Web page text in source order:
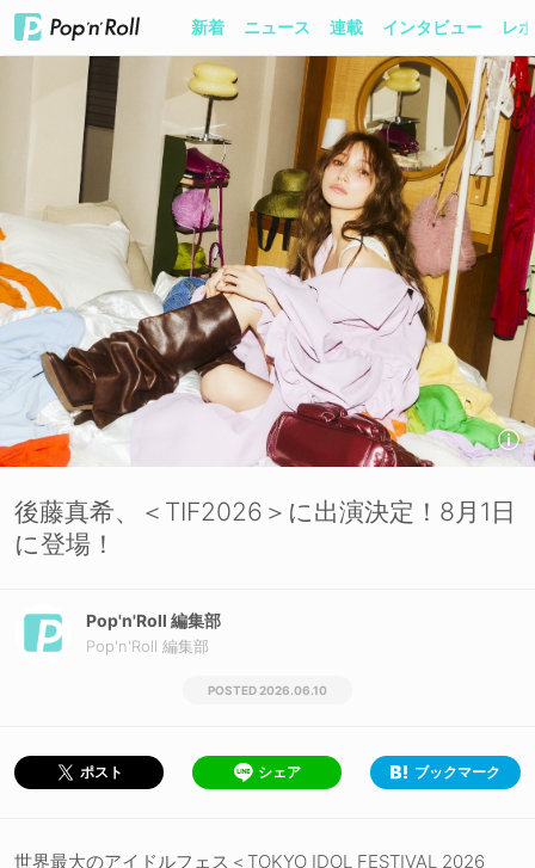
新着 ニュース 連載 インタビュー レ
後藤真希、＜TIF2026＞に出演決定！8月1日
に登場！
Pop'n'Roll 編集部
Pop'n'Roll 編集部
2026.06.10
ポスト シェア ブックマーク
世界最大のアイドルフェス＜TOKYO IDOL FESTIVAL 2026